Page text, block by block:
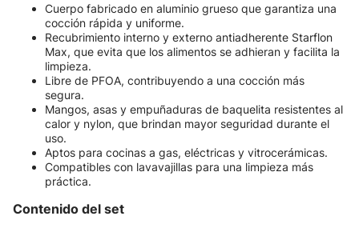
Cuerpo fabricado en aluminio grueso que garantiza una
cocción rápida y uniforme.
Recubrimiento interno y externo antiadherente Starflon
Max, que evita que los alimentos se adhieran y facilita la
limpieza.
Libre de PFOA, contribuyendo a una cocción más
segura.
Mangos, asas y empuñaduras de baquelita resistentes al
calor y nylon, que brindan mayor seguridad durante el
uso.
Aptos para cocinas a gas, eléctricas y vitrocerámicas.
Compatibles con lavavajillas para una limpieza más
práctica.
Contenido del set